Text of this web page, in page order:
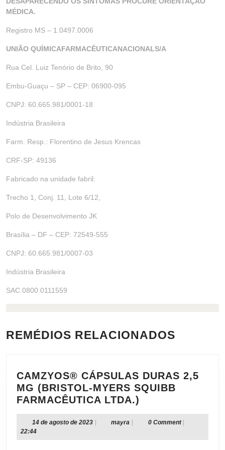
MÉDICA.
Registro MS – 1.0497.0006
UNIÃO QUÍMICAFARMACÊUTICANACIONALS/A
Rua Cel. Luiz Tenório de Brito, 90
Embu-Guaçu – SP – CEP: 06900-095
CNPJ: 60.665.981/0001-18
Indústria Brasileira
Farm. Resp.: Florentino de Jesus Krencas
CRF-SP: 49136
Fabricado na unidade fabril:
Trecho 1, Conj. 11, Lote 6/12,
Polo de Desenvolvimento JK
Brasília – DF – CEP: 72549-555
CNPJ: 60.665.981/0007-03
Indústria Brasileira
SAC 0800 0111559
REMÉDIOS RELACIONADOS
CAMZYOS® CÁPSULAS DURAS 2,5
MG (BRISTOL-MYERS SQUIBB
FARMACÊUTICA LTDA.)
CÁPSULAS
DURAS
14 de agosto de 202314
agosto
mayra mayra 0 Comment
22:44